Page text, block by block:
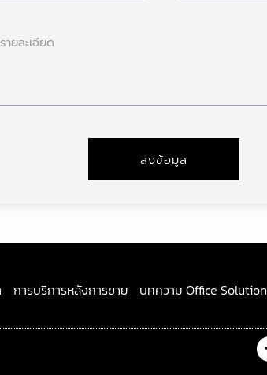
ย
ส่งข้อมูล
การบริการหลังการขาย บทความ Office Solution